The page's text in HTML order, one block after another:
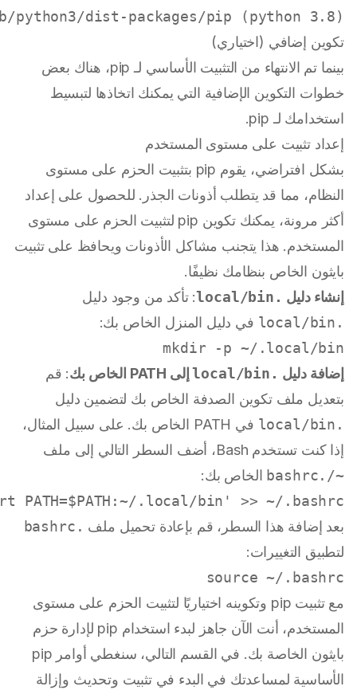
dist-packages/pip (python 3.8)
تكوين إضافي (اختياري)
بينما تم الانتهاء من التثبيت الأساسي لـ pip، هناك بعض
خطوات التكوين الإضافية التي يمكنك اتخاذها لتبسيط
استخدامك لـ pip.
إعداد تثبيت على مستوى المستخدم
بشكل افتراضي، يقوم pip بتثبيت الحزم على مستوى
النظام، مما قد يتطلب أذونات الجذر. للحصول على إعداد
أكثر مرونة، يمكنك تكوين pip لتثبيت الحزم على مستوى
المستخدم. هذا يتجنب مشاكل الأذونات ويحافظ على تثبيت
بايثون الخاص بنظامك نظيفًا.
إنشاء دليل .local/bin
: تأكد من وجود دليل
.local/bin
في دليل المنزل الخاص بك:
mkdir -p ~/.local/bin
إضافة دليل .local/bin إلى PATH الخاص بك
: قم
بتعديل ملف تكوين الصدفة الخاص بك لتضمين دليل
.local/bin
في PATH الخاص بك. على سبيل المثال،
إذا كنت تستخدم Bash، أضف السطر التالي إلى ملف
~/.bashrc
الخاص بك:
PATH=$PATH:~/.local/bin'
>> ~/.bashrc
بعد إضافة هذا السطر، قم بإعادة تحميل ملف .bashrc
لتطبيق التغييرات:
source ~/.bashrc
مع تثبيت pip وتكوينه اختياريًا لتثبيت الحزم على مستوى
المستخدم، أنت الآن جاهز لبدء استخدام pip لإدارة حزم
بايثون الخاصة بك. في القسم التالي، سنغطي أوامر pip
الأساسية لمساعدتك في البدء في تثبيت وتحديث وإزالة